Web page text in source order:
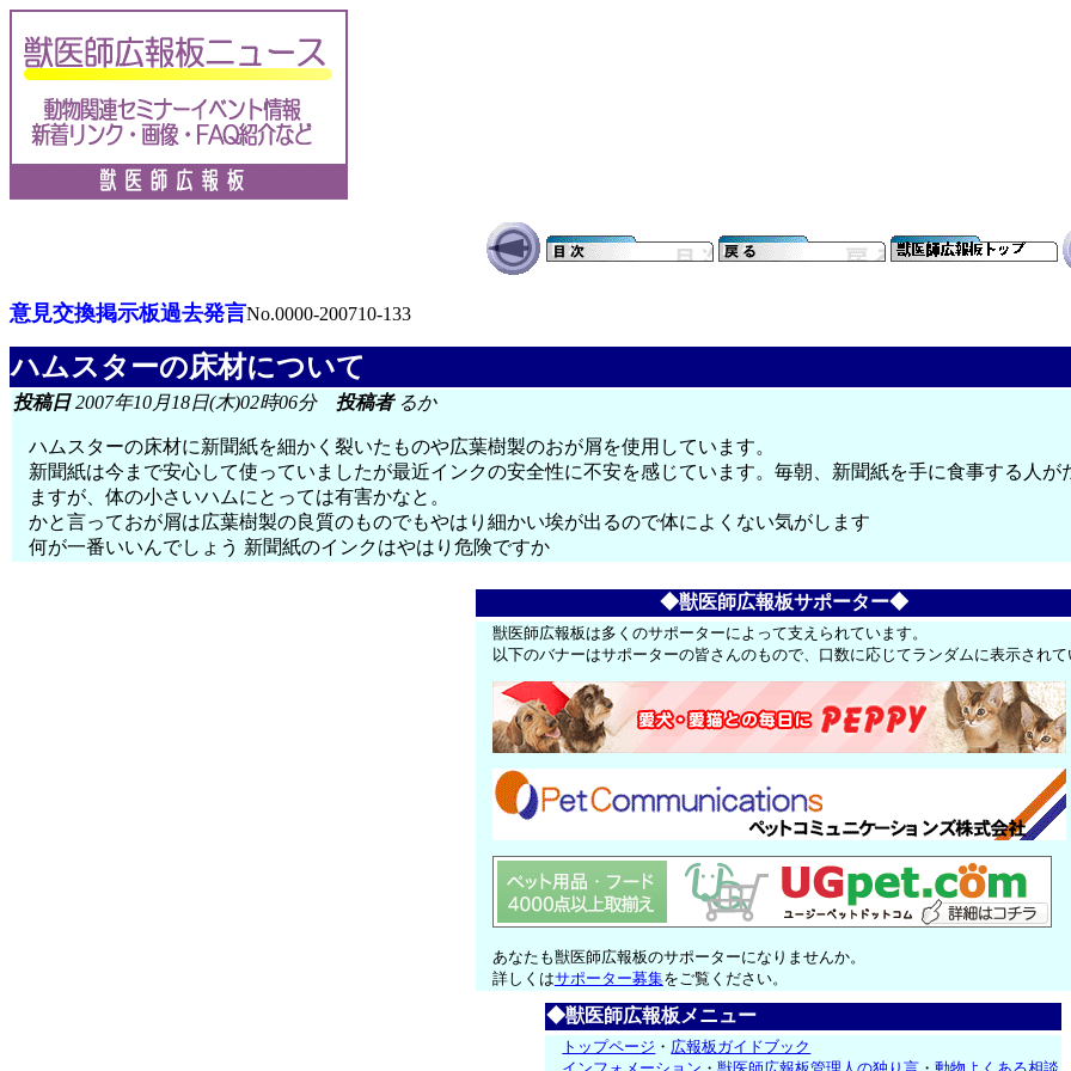
意見交換掲示板過去発言No.0000-200710-133
ハムスターの床材について
投稿日2007年10月18日(木)02時06分 投稿者るか
ハムスターの床材に新聞紙を細かく裂いたものや広葉樹製のおが屑を使用しています。
新聞紙は今まで安心して使っていましたが最近インクの安全性に不安を感じています。毎朝、新聞紙を手に食事する人
ますが、体の小さいハムにとっては有害かなと。
かと言っておが屑は広葉樹製の良質のものでもやはり細かい埃が出るので体によくない気がします
何が一番いいんでしょう 新聞紙のインクはやはり危険ですか
◆獣医師広報板サポーター◆
獣医師広報板は多くのサポーターによって支えられています。
以下のバナーはサポーターの皆さんのもので、口数に応じてランダムに表示され
あなたも獣医師広報板のサポーターになりませんか。
詳しくはサポーター募集をご覧ください。
◆獣医師広報板メニュー
トップページ ・ 広報板ガイドブック